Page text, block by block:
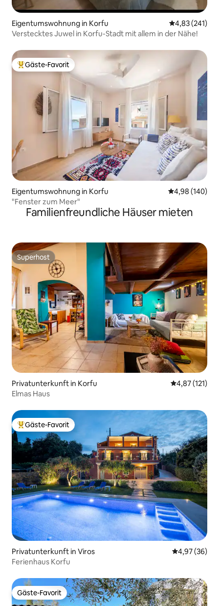
Eigentumswohnung in Korfu
4,83 (241)
Verstecktes Juwel in Korfu-Stadt mit allem in der Nähe!
Beliebter Gäste-Favorit.
Gäste-Favorit
Eigentumswohnung in Korfu
4,98 (140)
"Fenster zum Meer"
Familienfreundliche Häuser mieten
Superhost
Superhost
Privatunterkunft in Korfu
4,87 (121)
Elmas Haus
Beliebter Gäste-Favorit.
Gäste-Favorit
Privatunterkunft in Viros
4,97 (36)
Ferienhaus Korfu
Gäste-Favorit
Gäste-Favorit